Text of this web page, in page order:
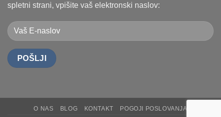
spletni strani, vpišite vaš elektronski naslov:
O NAS BLOG KONTAKT POGOJI POSLOVANJA